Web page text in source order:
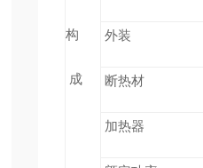
构
成
外装
断热材
加热器